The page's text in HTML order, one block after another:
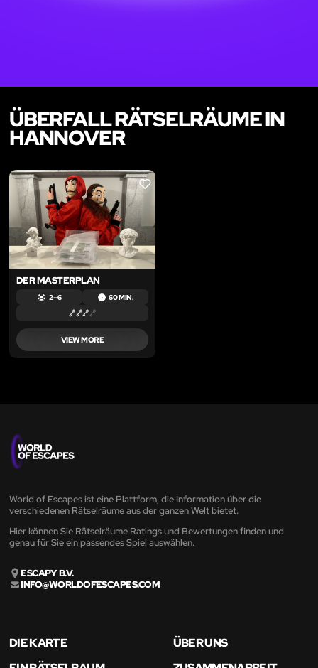
ÜBERFALL RÄTSELRÄUME IN
HANNOVER
LIKE
DER MASTERPLAN
2 – 6 60 MIN.
VIEW MORE
World of Escapes ist eine Plattform, die Information über die
verschiedenen Rätselräume aus der ganzen Welt bietet.
Hier können Sie Rätselräume Ratings und Bewertungen finden und
genau für Sie ein passendes Spiel auswählen.
ESCAPY B.V.
INFO@WORLDOFESCAPES.COM
DIE KARTE
ÜBER UNS